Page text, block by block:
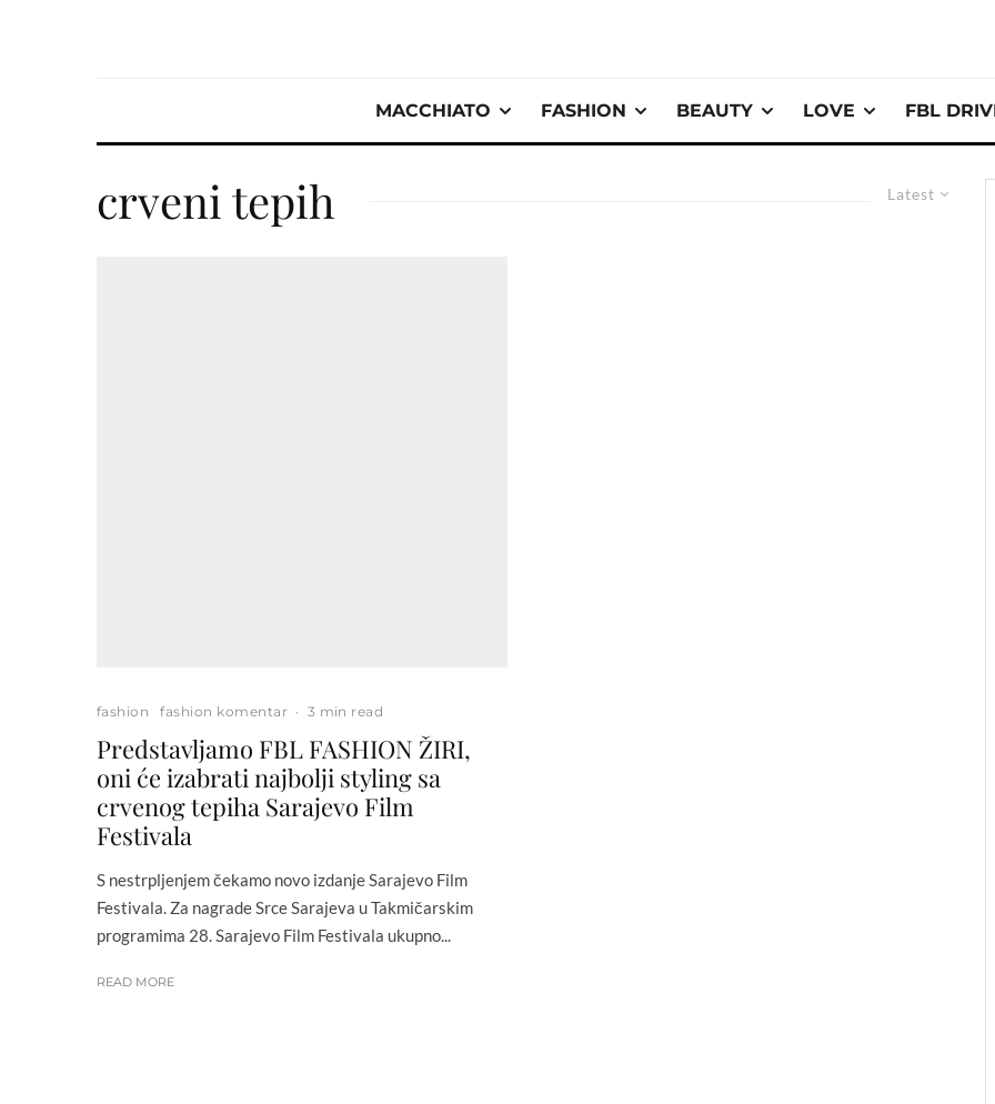
MACCHIATO FASHION BEAUTY LOVE FBL
Latest
crveni tepih
fashion fashion komentar · 3 min read
Predstavljamo FBL FASHION ŽIRI,
oni će izabrati najbolji styling sa
crvenog tepiha Sarajevo Film
Festivala
S nestrpljenjem čekamo novo izdanje Sarajevo Film
Festivala. Za nagrade Srce Sarajeva u Takmičarskim
programima 28. Sarajevo Film Festivala ukupno...
READ MORE